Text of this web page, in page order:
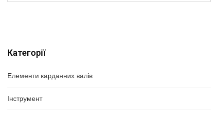
Категорії
Елементи карданних валів
Інструмент